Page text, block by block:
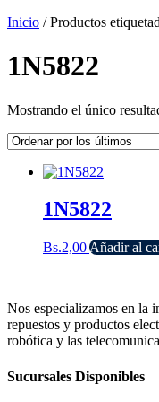
Inicio / Productos
1N5822
Mostrando el único
1N5822
Bs.2,00Añadir al
Nos especializamos en la
repuestos y productos
robótica y las
Sucursales Disponibles